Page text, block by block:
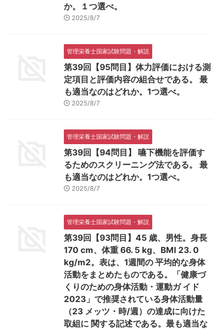
か。１つ選べ。
2025/8/7
管理栄養士国家試験問題・解説
第39回【95問目】体力評価における測
定項目と評価内容の組合せである。 最
も適当なのはどれか。1つ選べ。
2025/8/7
管理栄養士国家試験問題・解説
第39回【94問目】 嚥下機能を評価す
るためのスクリーニング法である。 最
も適当なのはどれか。1つ選べ。
2025/8/7
管理栄養士国家試験問題・解説
第39回【93問目】45 歳、男性。身長
170 cm、体重 66. 5 kg、BMI 23. 0
kg/m2。表は、1週間の 平均的な身体
活動をまとめたものである。「健康づ
くりのための身体活動・運動ガ イド
2023」で推奨されている身体活動量
（23 メッツ・時/週）の達成に向けた
取組に 関する記述である。最も適当な